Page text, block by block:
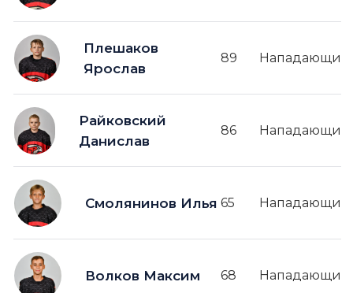
Плешаков
Ярослав
89 Нападающий
Райковский
Данислав
86 Нападающий
Смолянинов Илья 65 Нападающий
Волков Максим 68 Нападающий